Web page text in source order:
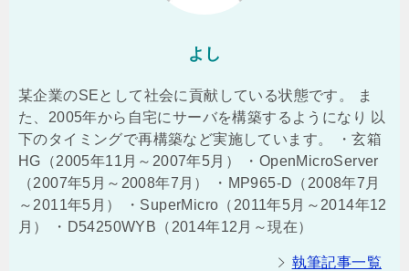
よし
某企業のSEとして社会に貢献している状態です。 ま
た、2005年から自宅にサーバを構築するようになり 以
下のタイミングで再構築など実施しています。 ・玄箱
HG（2005年11月～2007年5月） ・OpenMicroServer
（2007年5月～2008年7月） ・MP965-D（2008年7月
～2011年5月） ・SuperMicro（2011年5月～2014年12
月） ・D54250WYB（2014年12月～現在）
執筆記事一覧